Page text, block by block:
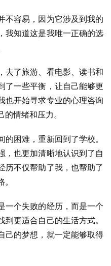
不容易，因为它涉及到我的
我知道这是我唯一正确的选
去了旅游、看电影、读书和
了一些平衡，让自己能够更
也开始寻求专业的心理咨询
情绪和压力。
困难，重新回到了学校。
，也更加清晰地认识到了自
历不仅帮助了我，也帮助了
一个失败的经历，而是一个
更适合自己的生活方式。
己的梦想，就一定能够取得